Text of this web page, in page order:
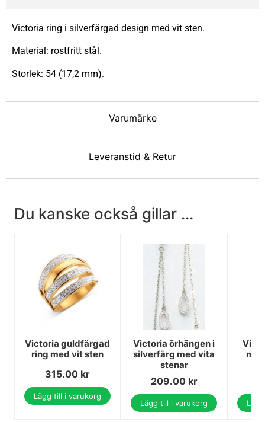
Varumärke
Leveranstid & Retur
Victoria ring i silverfärgad design med vit sten.
Material: rostfritt stål.
Storlek: 54 (17,2 mm).
Du kanske också gillar ...
Victoria guldfärgad
ring med vit sten
315.00 kr
Lägg till i varukorg
Victoria örhängen i
silverfärg med vita
stenar
209.00 kr
Lägg till i varukorg